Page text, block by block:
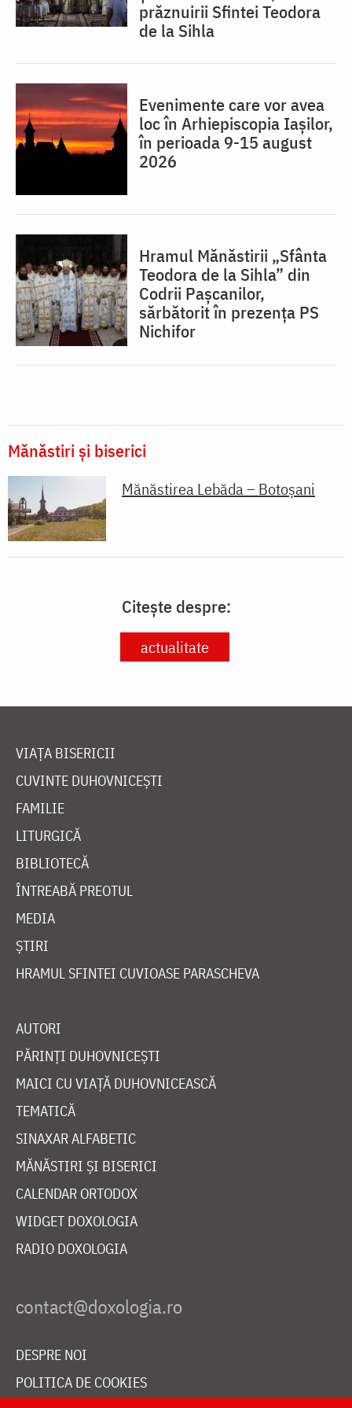
prăznuirii Sfintei Teodora
de la Sihla
Evenimente care vor avea
loc în Arhiepiscopia Iaşilor,
în perioada 9-15 august
2026
Hramul Mănăstirii „Sfânta
Teodora de la Sihla” din
Codrii Pașcanilor,
sărbătorit în prezența PS
Nichifor
Mănăstiri și biserici
Mănăstirea Lebăda – Botoșani
Citește despre:
actualitate
VIAȚA BISERICII
CUVINTE DUHOVNICEȘTI
FAMILIE
LITURGICĂ
BIBLIOTECĂ
ÎNTREABĂ PREOTUL
MEDIA
ȘTIRI
HRAMUL SFINTEI CUVIOASE PARASCHEVA
AUTORI
PĂRINȚI DUHOVNICEȘTI
MAICI CU VIAȚĂ DUHOVNICEASCĂ
TEMATICĂ
SINAXAR ALFABETIC
MĂNĂSTIRI ȘI BISERICI
CALENDAR ORTODOX
WIDGET DOXOLOGIA
RADIO DOXOLOGIA
DESPRE NOI
POLITICA DE COOKIES